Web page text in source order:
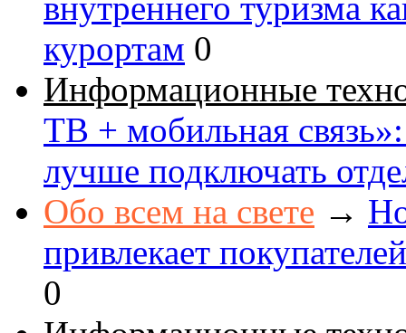
курортам 0
Информационные
ТВ + мобильная
лучше подключать
Обо всем на свете →
привлекает
0